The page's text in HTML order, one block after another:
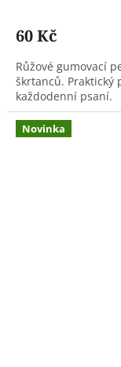
60 Kč
Růžové gumovací
škrtanců. Praktický
každodenní psaní.
Novinka